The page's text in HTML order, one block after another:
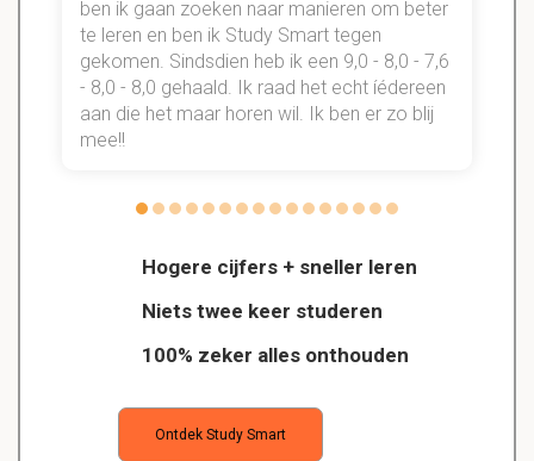
Hogere cijfers + sneller leren
Niets twee keer studeren
100% zeker alles onthouden
Ontdek Study Smart
ben ik gaan zoeken naar manieren om beter
te leren en ben ik Study Smart tegen
gekomen. Sindsdien heb ik een 9,0 - 8,0 - 7,6
- 8,0 - 8,0 gehaald. Ik raad het echt íédereen
aan die het maar horen wil. Ik ben er zo blij
mee!!